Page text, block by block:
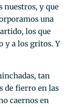
nuestros, y que
una
los que
y a los gritos. Y
tan
de fierro en las
caernos en